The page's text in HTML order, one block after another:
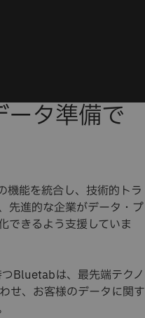
タ準備で
能を統合し、技術的トラ
先進的な企業がデータ・プ
できるよう支援していま
Bluetabは、最先端テクノ
せ、お客様のデータに関す